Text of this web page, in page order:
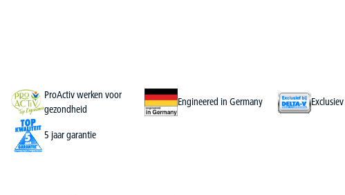
ProActiv werken voor
gezondheid
Engineered in Germany
5 jaar garantie